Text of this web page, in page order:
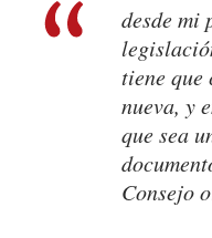
desde mi
tiene que
nueva, y
que sea
Consejo